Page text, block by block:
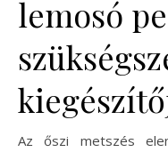
lemosó
Az őszi metszés